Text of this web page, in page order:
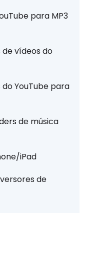
para MP3
vídeos do
YouTube para
de música
iPad
de